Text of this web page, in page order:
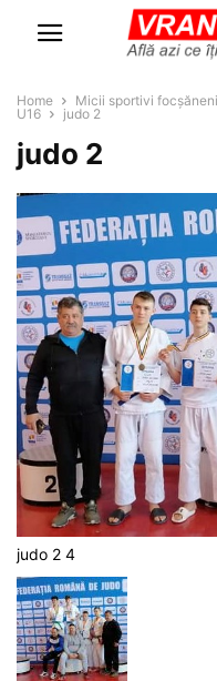
Home
Micii sportivi
U16
judo 2
judo 2
judo 2 4